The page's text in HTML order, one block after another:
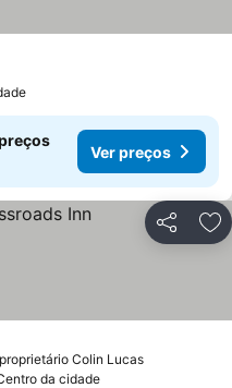
preços
Ver preços
Partilhar
Colin LucasVer preços
preços
da cidade